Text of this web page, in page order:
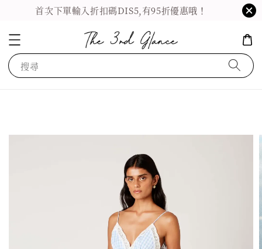
首次下單輸入折扣碼DIS5,有95折優惠哦！
搜尋